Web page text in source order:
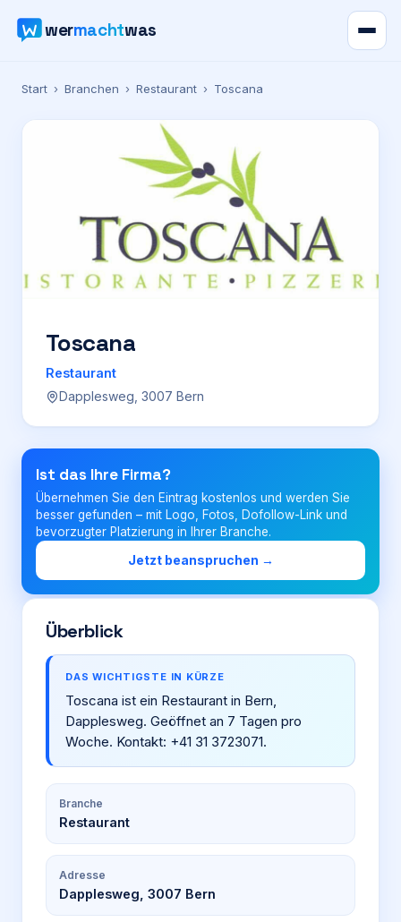
wermachtwas
Verzeichnis
Werbung
Preise
Für Firmen
Login
Firma eintragen
Start › Branchen › Restaurant › Toscana
Toscana
Restaurant
Dapplesweg, 3007 Bern
Ist das Ihre Firma?
Übernehmen Sie den Eintrag kostenlos und werden Sie
besser gefunden – mit Logo, Fotos, Dofollow-Link und
bevorzugter Platzierung in Ihrer Branche.
Jetzt beanspruchen →
Überblick
DAS WICHTIGSTE IN KÜRZE
Toscana ist ein Restaurant in Bern,
Dapplesweg. Geöffnet an 7 Tagen pro
Woche. Kontakt: +41 31 3723071.
Branche
Restaurant
Adresse
Dapplesweg, 3007 Bern